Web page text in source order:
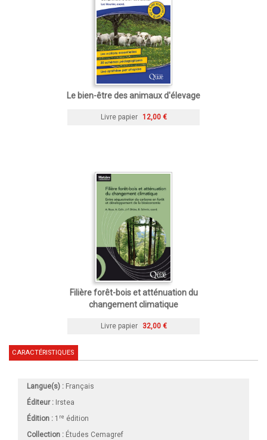
Le bien-être des animaux d'élevage
Livre papier 12,00 €
Filière forêt-bois et atténuation du
changement climatique
Livre papier 32,00 €
CARACTÉRISTIQUES
Langue(s) : Français
Éditeur : Irstea
Édition : 1 re édition
Collection : Études Cemagref